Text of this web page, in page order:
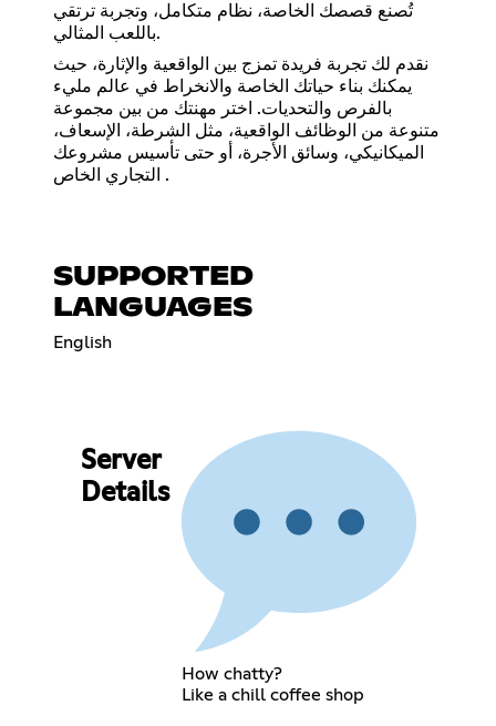
تُصنع قصصك الخاصة، نظام متكامل، وتجربة ترتقي
باللعب المثالي.
نقدم لك تجربة فريدة تمزج بين الواقعية والإثارة، حيث
يمكنك بناء حياتك الخاصة والانخراط في عالم مليء
بالفرص والتحديات. اختر مهنتك من بين مجموعة
متنوعة من الوظائف الواقعية، مثل الشرطة، الإسعاف،
الميكانيكي، وسائق الأجرة، أو حتى تأسيس مشروعك
التجاري الخاص .
SUPPORTED
LANGUAGES
English
Server
Details
How chatty?
Like a chill coffee shop